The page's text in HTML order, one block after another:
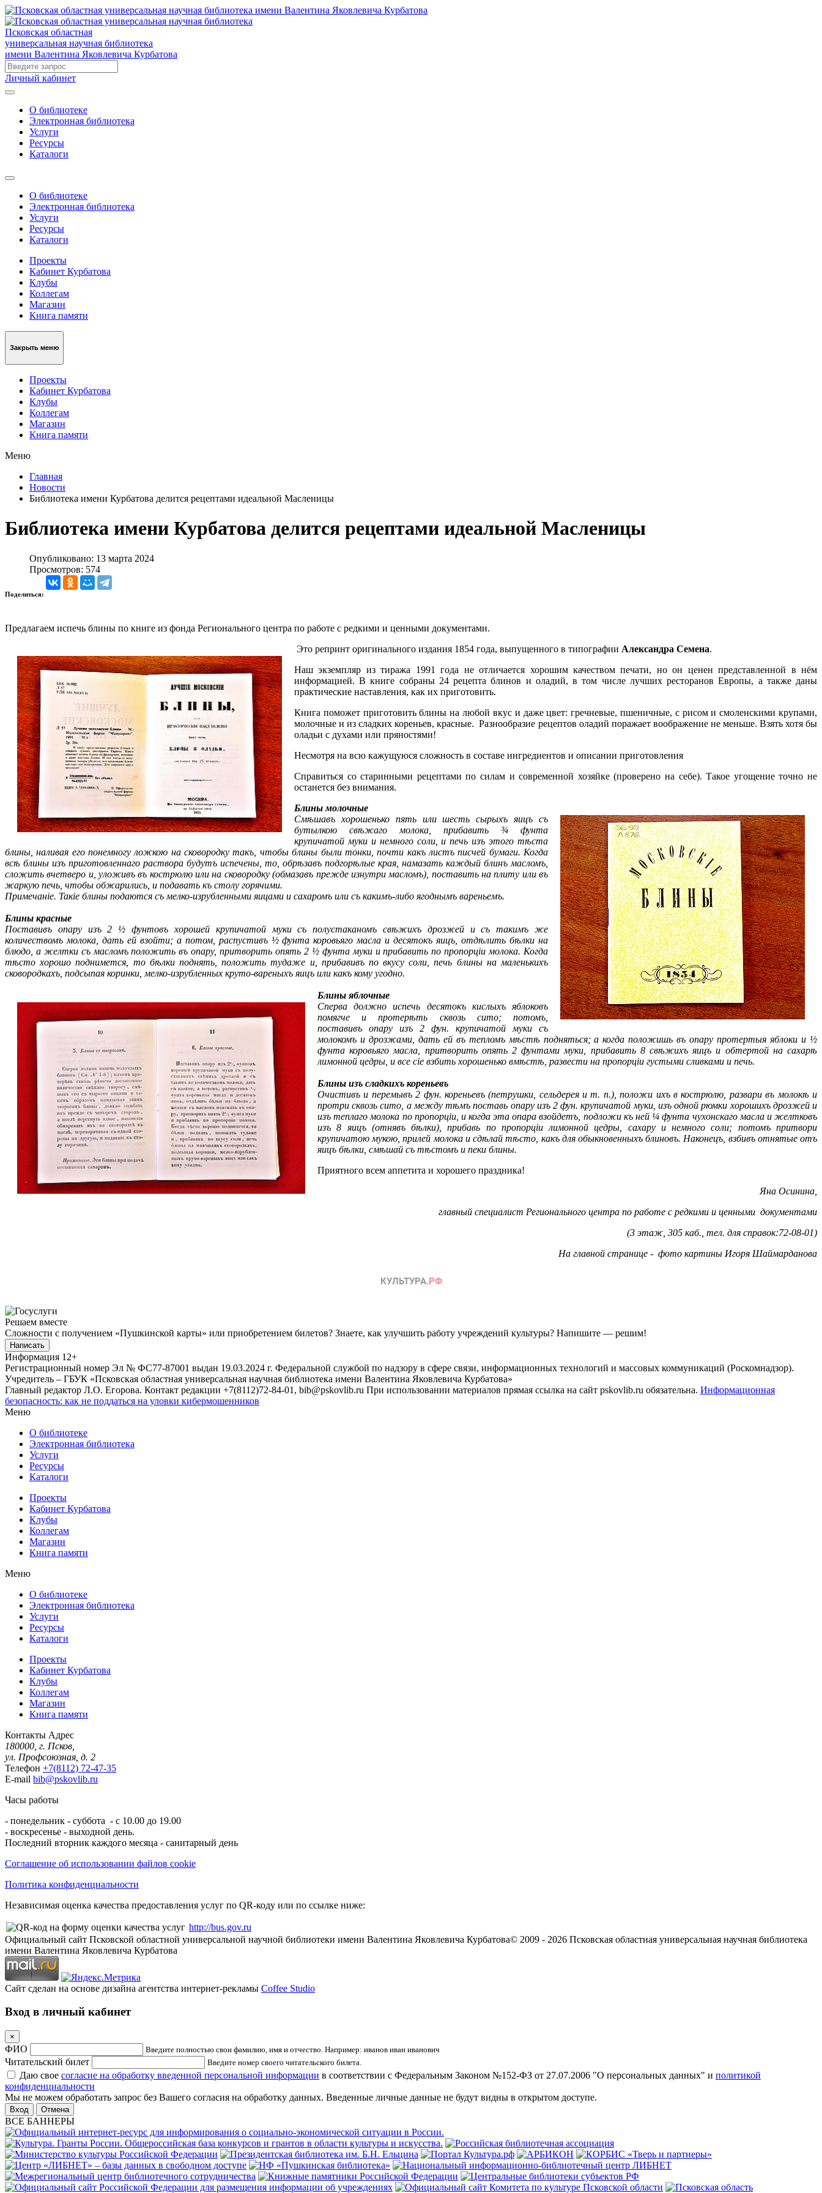
Псковская областная
универсальная научная библиотека
имени Валентина Яковлевича Курбатова
Личный кабинет
О библиотеке
Электронная библиотека
Услуги
Ресурсы
Каталоги
О библиотеке
Электронная библиотека
Услуги
Ресурсы
Каталоги
Проекты
Кабинет Курбатова
Клубы
Коллегам
Магазин
Книга памяти
Закрыть меню
Проекты
Кабинет Курбатова
Клубы
Коллегам
Магазин
Книга памяти
Меню
Главная
Новости
Библиотека имени Курбатова делится рецептами идеальной Масленицы
Библиотека имени Курбатова делится рецептами идеальной Масленицы
Опубликовано: 13 марта 2024
Просмотров: 574
Поделиться:
Предлагаем испечь блины по книге из фонда Регионального центра по работе с редкими и ценными документами.
Это репринт оригинального издания 1854 года, выпущенного в типографии Александра Семена.
Наш экземпляр из тиража 1991 года не отличается хорошим качеством печати, но он ценен представленной в нём
информацией. В книге собраны 24 рецепта блинов и оладий, в том числе лучших ресторанов Европы, а также даны
практические наставления, как их приготовить.
Книга поможет приготовить блины на любой вкус и даже цвет: гречневые, пшеничные, с рисом и смоленскими крупами,
молочные и из сладких кореньев, красные. Разнообразие рецептов оладий поражает воображение не меньше. Взять хотя бы
оладьи с духами или пряностями!
Несмотря на всю кажущуюся сложность в составе ингредиентов и описании приготовления
Справиться со старинными рецептами по силам и современной хозяйке (проверено на себе). Такое угощение точно не
останется без внимания.
Блины молочные
Смѣшавъ хорошенько пять или шесть сырыхъ яицъ съ
бутылкою свѣжаго молока, прибавить ¾ фунта
крупичатой муки и немного соли, и печь изъ этого тѣста
блины, наливая его понемногу ложкою на сковородку такъ, чтобы блины были тонки, почти какъ листъ писчей бумаги. Когда
всѣ блины изъ приготовленнаго раствора будутъ испечены, то, обрѣзавъ подгорѣлые края, намазать каждый блинъ масломъ,
сложить вчетверо и, уложивъ въ кострюлю или на сковородку (обмазавъ прежде изнутри масломъ), поставить на плиту или въ
жаркую печь, чтобы обжарились, и подавать къ столу горячими.
Примечанiе. Такiе блины подаются съ мелко-изрубленными яицами и сахаромъ или съ какимъ-либо ягоднымъ вареньемъ.
Блины красные
Поставивъ опару изъ 2 ½ фунтовъ хорошей крупичатой муки съ полустаканомъ свѣжихъ дрозжей и съ такимъ же
количествомъ молока, дать ей взойти; а потом, распустивъ ½ фунта коровьяго масла и десятокъ яицъ, отдѣлить бѣлки на
блюдо, а желтки съ масломъ положить въ опару, притворить опять 2 ½ фунта муки и прибавить по пропорцiи молока. Когда
тѣсто хорошо поднимется, то бѣлки поднять, положить тудаже и, прибавивъ по вкусу соли, печь блины на маленькихъ
сковородкахъ, подсыпая коринки, мелко-изрубленных круто-вареныхъ яицъ или какъ кому угодно.
Блины яблочные
Сперва должно испечь десятокъ кислыхъ яблоковъ
помягче и протерѣть сквозь сито; потомъ,
поставивъ опару изъ 2 фун. крупичатой муки съ
молокомъ и дрозжами, дать ей въ тепломъ мѣстѣ подняться; а когда положишь въ опару протертыя яблоки и ½
фунта коровьяго масла, притворить опять 2 фунтами муки, прибавить 8 свѣжихъ яицъ и обтертой на сахарѣ
лимонной цедры, и все сiе взбить хорошенько вмѣстѣ, развести на пропорцiи густыми сливками и печь.
Блины изъ сладкихъ кореньевъ
Очистивъ и перемывъ 2 фун. кореньевъ (петрушки, сельдерея и т. п.), положи ихъ в кострюлю, развари въ молокѣ и
протри сквозь сито, а между тѣмъ поставь опару изъ 2 фун. крупичатой муки, изъ одной рюмки хорошихъ дрозжей и
изъ теплаго молока по пропорцiи, и когда эта опара взойдетъ, подложи къ ней ¼ фунта чухонскаго масла и желтковъ
изъ 8 яицъ (отнявъ бѣлки), прибавь по пропорцiи лимонной цедры, сахару и немного соли; потомъ притвори
крупичатою мукою, прилей молока и сдѣлай тѣсто, какъ для обыкновенныхъ блиновъ. Наконецъ, взбивъ отнятые отъ
яицъ бѣлки, смѣшай съ тѣстомъ и пеки блины.
Приятного всем аппетита и хорошего праздника!
Яна Осинина,
главный специалист Регионального центра по работе с редкими и ценными документами
(3 этаж, 305 каб., тел. для справок:72-08-01)
На главной странице - фото картины Игоря Шаймарданова
Решаем вместе
Сложности с получением «Пушкинской карты» или приобретением билетов? Знаете, как улучшить работу учреждений культуры? Напишите — решим!
Написать
Информация 12+
Регистрационный номер Эл № ФС77-87001 выдан 19.03.2024 г. Федеральной службой по надзору в сфере связи, информационных технологий и массовых коммуникаций (Роскомнадзор).
Учредитель – ГБУК «Псковская областная универсальная научная библиотека имени Валентина Яковлевича Курбатова»
Главный редактор Л.О. Егорова. Контакт редакции +7(8112)72-84-01, bib@pskovlib.ru При использовании материалов прямая ссылка на сайт pskovlib.ru обязательна. Информационная
безопасность: как не поддаться на уловки кибермошенников
Меню
О библиотеке
Электронная библиотека
Услуги
Ресурсы
Каталоги
Проекты
Кабинет Курбатова
Клубы
Коллегам
Магазин
Книга памяти
Меню
О библиотеке
Электронная библиотека
Услуги
Ресурсы
Каталоги
Проекты
Кабинет Курбатова
Клубы
Коллегам
Магазин
Книга памяти
Контакты Адрес
180000, г. Псков,
ул. Профсоюзная, д. 2
Телефон +7(8112) 72-47-35
E-mail bib@pskovlib.ru
Часы работы
- понедельник - суббота - с 10.00 до 19.00
- воскресенье - выходной день.
Последний вторник каждого месяца - санитарный день
Соглашение об использовании файлов cookie
Политика конфиденциальности
Независимая оценка качества предоставления услуг по QR-коду или по ссылке ниже:
http://bus.gov.ru
Официальный сайт Псковской областной универсальной научной библиотеки имени Валентина Яковлевича Курбатова© 2009 - 2026 Псковская областная универсальная научная библиотека
имени Валентина Яковлевича Курбатова
Сайт сделан на основе дизайна агентства интернет-рекламы Coffee Studio
Вход в личный кабинет
×
ФИО Введите полностью свои фамилию, имя и отчество. Например: иванов иван иванович
Читательский билет Введите номер своего читательского билета.
Даю свое согласие на обработку введенной персональной информации в соответствии с Федеральным Законом №152-ФЗ от 27.07.2006 "О персональных данных" и политикой
конфиденциальности
Мы не можем обработать запрос без Вашего согласия на обработку данных. Введенные личные данные не будут видны в открытом доступе.
Отмена
ВСЕ БАННЕРЫ